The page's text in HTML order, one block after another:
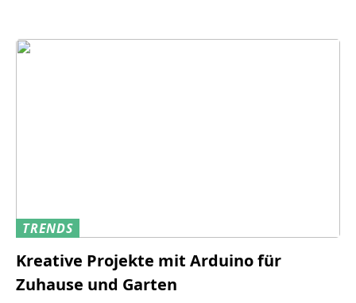
TRENDS
Kreative Projekte mit Arduino für
Zuhause und Garten